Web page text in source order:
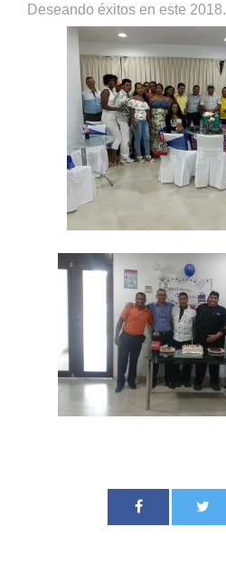
Deseando éxitos en este 2018.